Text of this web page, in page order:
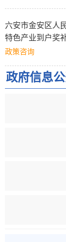
六安市金安区人
特色产业到户奖
政策咨询
政府信息